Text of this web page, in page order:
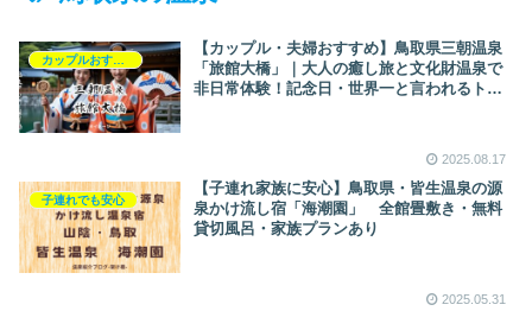
【カップル・夫婦おすすめ】鳥取県三朝温泉
「旅館大橋」｜大人の癒し旅と文化財温泉で
非日常体験！記念日・世界一と言われるトリ
2025.08.17
子連れでも安心
【子連れ家族に安心】鳥取県・皆生温泉の源
泉かけ流し宿「海潮園」 全館畳敷き・無料
貸切風呂・家族プランあり
2025.05.31